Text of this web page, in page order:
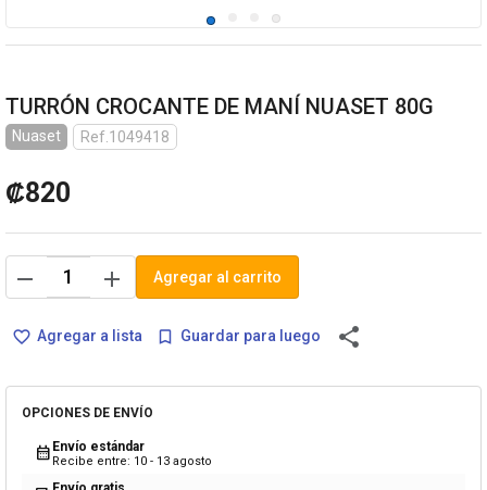
TURRÓN CROCANTE DE MANÍ NUASET 80G
Nuaset Ref.1049418
₡820
remove add Agregar al carrito
favorite_border Agregar a lista bookmark_border Guardar para luego share
OPCIONES DE ENVÍO
calendar_month Envío estándar
Recibe entre: 10 - 13 agosto